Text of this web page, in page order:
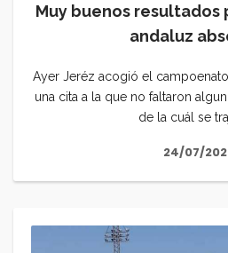
Muy buenos resultados
andaluz
Ayer Jeréz acogió el
una cita a la que no faltaron
de la cuál se
24/07/